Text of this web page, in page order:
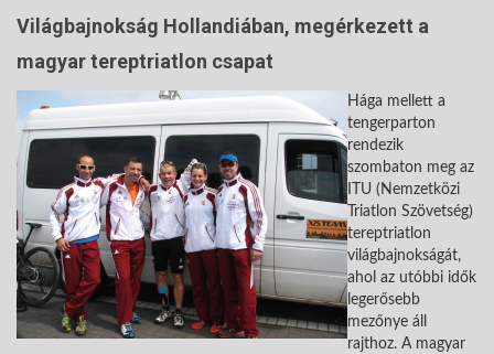
Világbajnokság Hollandiában, megérkezett a
magyar tereptriatlon csapat
Hága mellett a
tengerparton
rendezik
szombaton meg az
ITU (Nemzetközi
Triatlon Szövetség)
tereptriatlon
világbajnokságát,
ahol az utóbbi idők
legerősebb
mezőnye áll
rajthoz. A magyar